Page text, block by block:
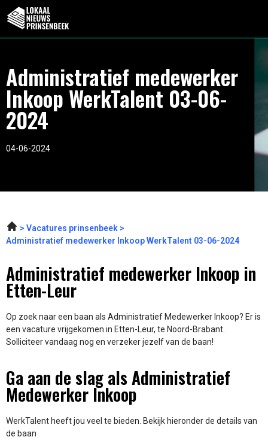
Administratief medewerker
Inkoop WerkTalent 03-06-
2024
04-06-2024
Vacatures prinsenbeek
Administratief medewerker Inkoop WerkTalent 03-06-2024
Administratief medewerker Inkoop in
Etten-Leur
Op zoek naar een baan als Administratief Medewerker Inkoop? Er is
een vacature vrijgekomen in Etten-Leur, te Noord-Brabant.
Solliciteer vandaag nog en verzeker jezelf van de baan!
Ga aan de slag als Administratief
Medewerker Inkoop
WerkTalent heeft jou veel te bieden. Bekijk hieronder de details van
de baan